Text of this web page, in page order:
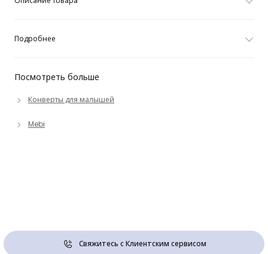
Посмотреть больше
Конверты для малышей
Mebi
Подробнее
Свяжитесь с Клиентским сервисом